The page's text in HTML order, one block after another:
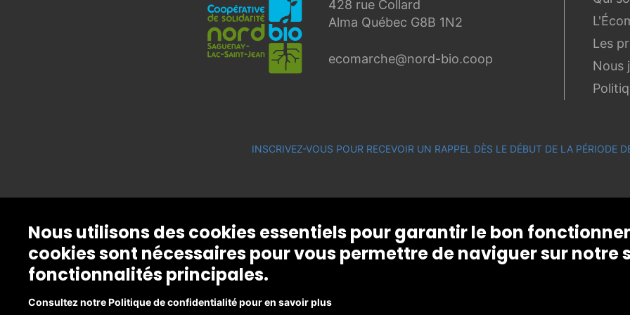
428 rue Collard
Alma Québec G8B 1N2
ecomarche@nord-bio.coop
Les
Nous
INSCRIVEZ-VOUS POUR RECEVOIR UN RAPPEL DÈS LE DÉBUT DE LA PÉRIODE
Nous utilisons des cookies essentiels pour garantir le bon
cookies sont nécessaires pour vous permettre de naviguer sur notre
fonctionnalités principales.
Consultez notre Politique de confidentialité pour en savoir plus